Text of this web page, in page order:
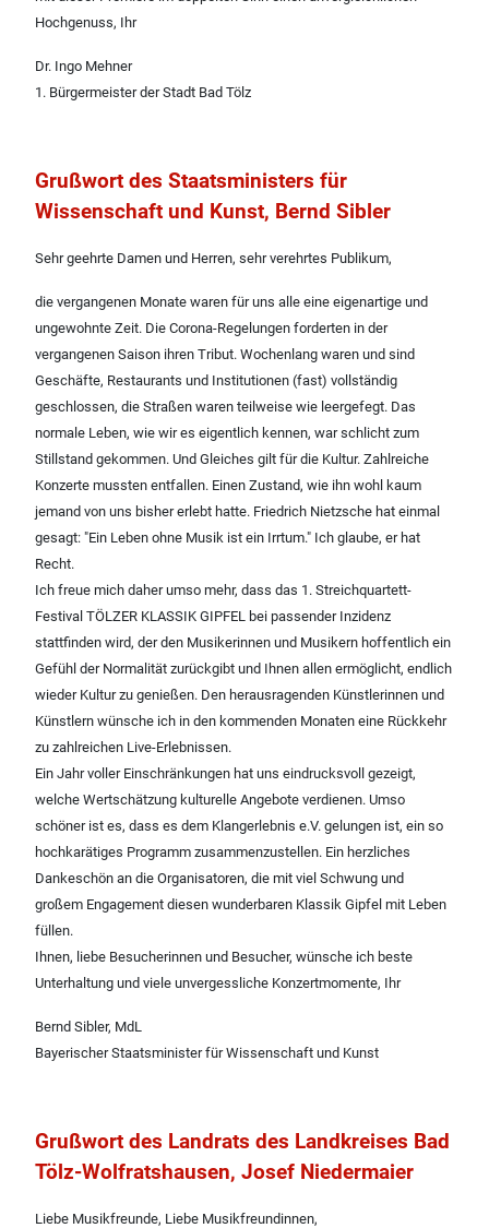
Hochgenuss, Ihr
Dr. Ingo Mehner
1. Bürgermeister der Stadt Bad Tölz
Grußwort des Staatsministers für
Wissenschaft und Kunst, Bernd Sibler
Sehr geehrte Damen und Herren, sehr verehrtes Publikum,
die vergangenen Monate waren für uns alle eine eigenartige und
ungewohnte Zeit. Die Corona-Regelungen forderten in der
vergangenen Saison ihren Tribut. Wochenlang waren und sind
Geschäfte, Restaurants und Institutionen (fast) vollständig
geschlossen, die Straßen waren teilweise wie leergefegt. Das
normale Leben, wie wir es eigentlich kennen, war schlicht zum
Stillstand gekommen. Und Gleiches gilt für die Kultur. Zahlreiche
Konzerte mussten entfallen. Einen Zustand, wie ihn wohl kaum
jemand von uns bisher erlebt hatte. Friedrich Nietzsche hat einmal
gesagt: "Ein Leben ohne Musik ist ein Irrtum." Ich glaube, er hat
Recht.
Ich freue mich daher umso mehr, dass das 1. Streichquartett-
Festival TÖLZER KLASSIK GIPFEL bei passender Inzidenz
stattfinden wird, der den Musikerinnen und Musikern hoffentlich ein
Gefühl der Normalität zurückgibt und Ihnen allen ermöglicht, endlich
wieder Kultur zu genießen. Den herausragenden Künstlerinnen und
Künstlern wünsche ich in den kommenden Monaten eine Rückkehr
zu zahlreichen Live-Erlebnissen.
Ein Jahr voller Einschränkungen hat uns eindrucksvoll gezeigt,
welche Wertschätzung kulturelle Angebote verdienen. Umso
schöner ist es, dass es dem Klangerlebnis e.V. gelungen ist, ein so
hochkarätiges Programm zusammenzustellen. Ein herzliches
Dankeschön an die Organisatoren, die mit viel Schwung und
großem Engagement diesen wunderbaren Klassik Gipfel mit Leben
füllen.
Ihnen, liebe Besucherinnen und Besucher, wünsche ich beste
Unterhaltung und viele unvergessliche Konzertmomente, Ihr
Bernd Sibler, MdL
Bayerischer Staatsminister für Wissenschaft und Kunst
Grußwort des Landrats des Landkreises Bad
Tölz-Wolfratshausen, Josef Niedermaier
Liebe Musikfreunde, Liebe Musikfreundinnen,